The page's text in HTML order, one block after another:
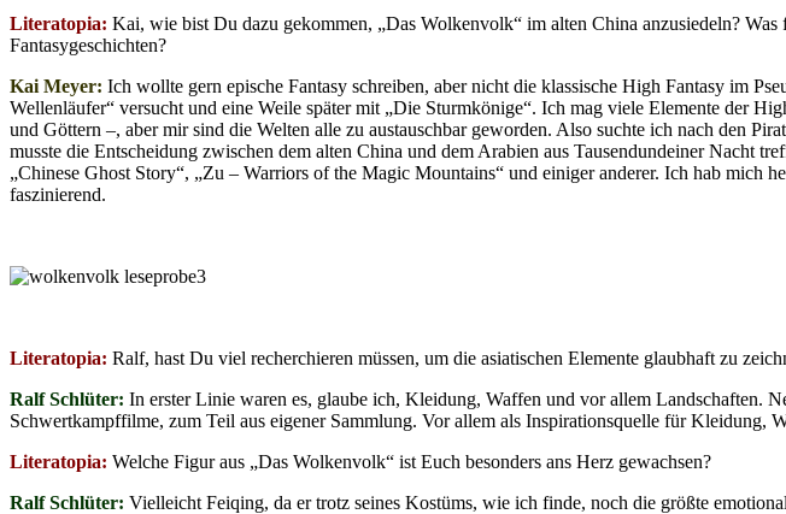
Literatopia: Kai, wie bist Du dazu gekommen, „Das Wolkenvolk“ im alten China anzusiedeln?
Fantasygeschichten?
Kai Meyer: Ich wollte gern epische Fantasy schreiben, aber nicht die klassische High Fantasy im
Wellenläufer“ versucht und eine Weile später mit „Die Sturmkönige“. Ich mag viele Elemente der
und Göttern –, aber mir sind die Welten alle zu austauschbar geworden. Also suchte ich nach den
musste die Entscheidung zwischen dem alten China und dem Arabien aus Tausendundeiner Nacht
„Chinese Ghost Story“, „Zu – Warriors of the Magic Mountains“ und einiger anderer. Ich hab mich
faszinierend.
Literatopia: Ralf, hast Du viel recherchieren müssen, um die asiatischen Elemente glaubhaft zu
Ralf Schlüter: In erster Linie waren es, glaube ich, Kleidung, Waffen und vor allem Landschaften.
Schwertkampffilme, zum Teil aus eigener Sammlung. Vor allem als Inspirationsquelle für Kleidung,
Literatopia: Welche Figur aus „Das Wolkenvolk“ ist Euch besonders ans Herz gewachsen?
Ralf Schlüter: Vielleicht Feiqing, da er trotz seines Kostüms, wie ich finde, noch die größte